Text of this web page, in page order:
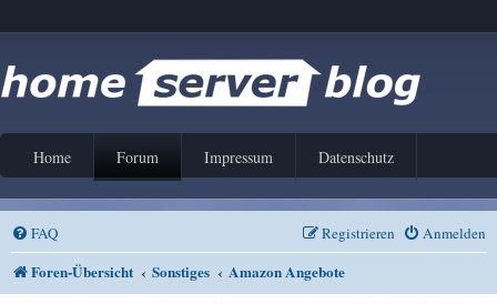
Home Forum Impressum Datenschutz
FAQ Anmelden
Registrieren
Foren-Übersicht Sonstiges Amazon Angebote